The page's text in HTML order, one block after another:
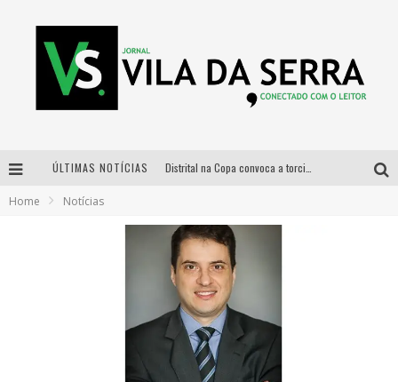
ÚLTIMAS NOTÍCIAS
Home Notícias